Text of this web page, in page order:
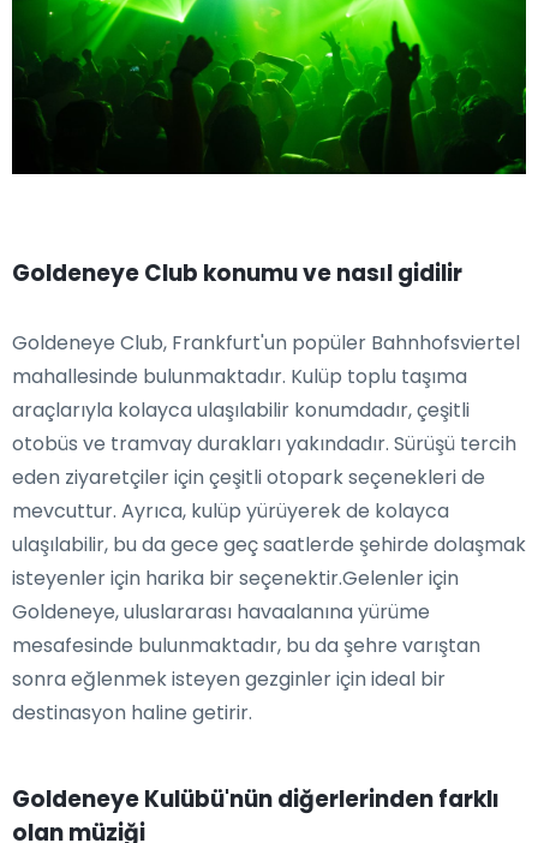
Goldeneye Club konumu ve nasıl gidilir
Goldeneye Club, Frankfurt'un popüler Bahnhofsviertel
mahallesinde bulunmaktadır. Kulüp toplu taşıma
araçlarıyla kolayca ulaşılabilir konumdadır, çeşitli
otobüs ve tramvay durakları yakındadır. Sürüşü tercih
eden ziyaretçiler için çeşitli otopark seçenekleri de
mevcuttur. Ayrıca, kulüp yürüyerek de kolayca
ulaşılabilir, bu da gece geç saatlerde şehirde dolaşmak
isteyenler için harika bir seçenektir.Gelenler için
Goldeneye, uluslararası havaalanına yürüme
mesafesinde bulunmaktadır, bu da şehre varıştan
sonra eğlenmek isteyen gezginler için ideal bir
destinasyon haline getirir.
Goldeneye Kulübü'nün diğerlerinden farklı
olan müziği